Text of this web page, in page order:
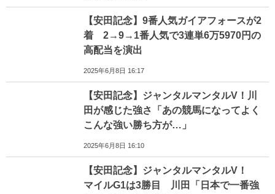
【安田記念】9番人気ガイアフォースが2
着 2→9→1番人気で3連単6万5970円の
高配当を演出
2025年6月8日 16:17
【安田記念】ジャンタルマンタルV！川
田が感じた強さ「あの競馬になってよく
こんな強い勝ち方が…」
2025年6月8日 16:10
【安田記念】ジャンタルマンタルV！
マイルG1は3勝目 川田「日本で一番強